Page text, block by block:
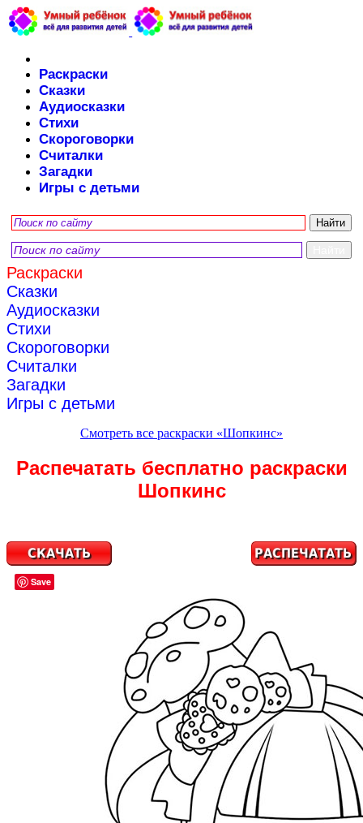
Раскраски
Сказки
Аудиосказки
Стихи
Скороговорки
Считалки
Загадки
Игры с детьми
Раскраски
Сказки
Аудиосказки
Стихи
Скороговорки
Считалки
Загадки
Игры с детьми
Смотреть все раскраски «Шопкинс»
Распечатать бесплатно раскраски
Шопкинс
Save